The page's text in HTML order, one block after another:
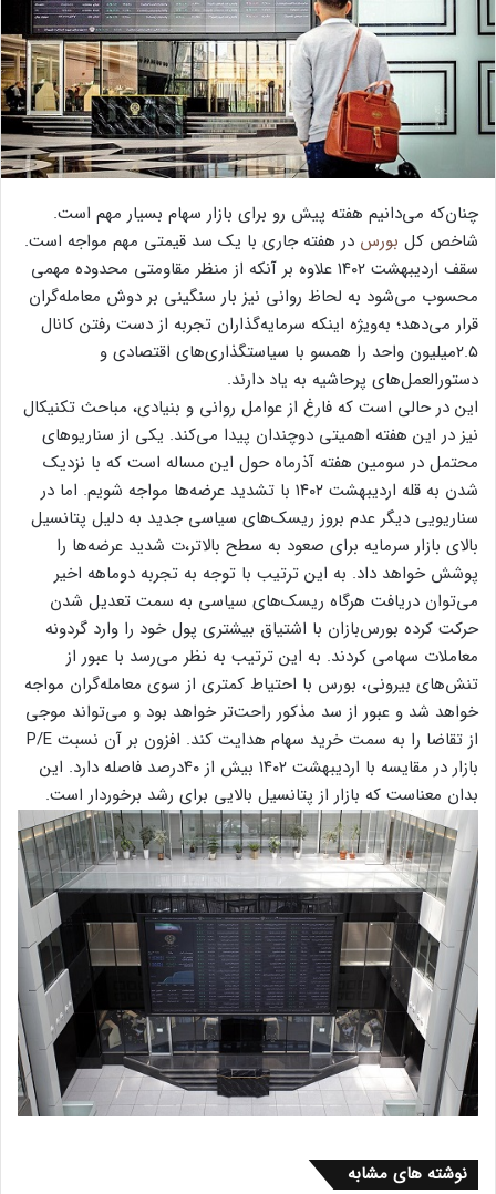
چنان‌که می‌دانیم هفته پیش ‌رو برای بازار سهام بسیار مهم است.
شاخص کل بورس در هفته جاری با یک سد قیمتی مهم مواجه است.
سقف اردیبهشت ۱۴۰۲ علاوه بر آنکه از منظر مقاومتی محدوده مهمی
محسوب می‌شود به لحاظ روانی نیز بار سنگینی بر دوش معامله‌گران
قرار می‌دهد؛ به‌ویژه اینکه سرمایه‌گذاران تجربه از دست رفتن کانال
۲.۵میلیون واحد را همسو با سیاستگذاری‌های اقتصادی و
دستورالعمل‌های پرحاشیه به یاد دارند.
این در حالی است که فارغ از عوامل روانی و بنیادی، مباحث تکنیکال
نیز در این هفته اهمیتی دوچندان پیدا می‌کند. یکی از سناریوهای
محتمل در سومین هفته آذرماه حول این مساله است که با نزدیک
شدن به قله اردیبهشت ۱۴۰۲ با تشدید عرضه‌ها مواجه شویم. اما در
سناریویی دیگر عدم بروز ریسک‌های سیاسی جدید به دلیل پتانسیل
بالای بازار سرمایه برای صعود به سطح بالاتر،ت شدید عرضه‌ها را
پوشش خواهد داد. به این ترتیب با توجه به تجربه دوماهه اخیر
می‌توان دریافت هرگاه ریسک‌های سیاسی به سمت تعدیل شدن
حرکت کرده بورس‌بازان با اشتیاق بیشتری پول خود را وارد گردونه
معاملات سهامی کردند. به این ترتیب به نظر می‌رسد با عبور از
تنش‌های بیرونی، بورس با احتیاط کمتری از سوی معامله‌گران مواجه
خواهد شد و عبور از سد مذکور راحت‌تر خواهد بود و می‌تواند موجی
از تقاضا را به سمت خرید سهام هدایت کند. افزون بر آن نسبت P/E
بازار در مقایسه با اردیبهشت ۱۴۰۲ بیش از ۴۰درصد فاصله دارد. این
بدان معناست که بازار از پتانسیل بالایی برای رشد برخوردار است.
نوشته های مشابه